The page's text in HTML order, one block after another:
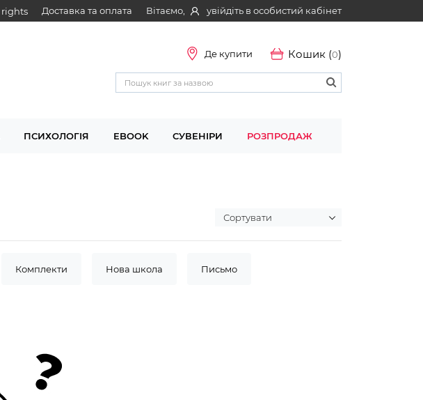
rights Доставка та оплата Вітаємо, увійдіть в особистий кабінет
Де купити Кошик (0)
ПСИХОЛОГІЯ EBOOK СУВЕНІРИ РОЗПРОДАЖ
Комплекти Нова школа Письмо